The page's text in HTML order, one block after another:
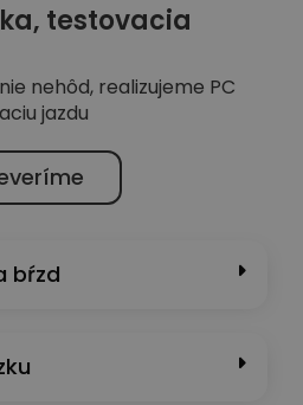
testovacia
nehôd, realizujeme PC
jazdu
bŕzd